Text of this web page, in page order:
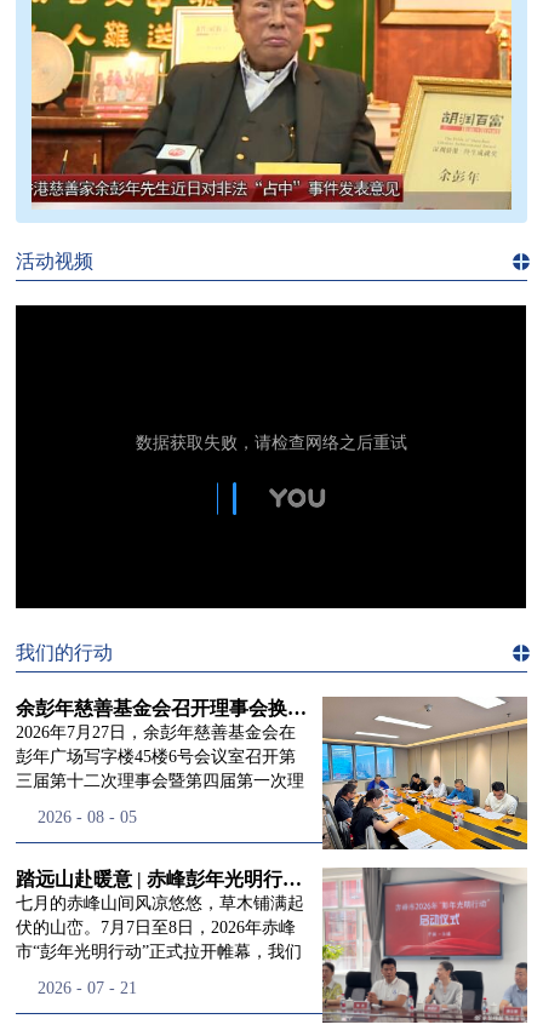
频道
活动视频
我们的行动
余彭年慈善基金会召开理事会换届会议
2026年7月27日，余彭年慈善基金会在
彭年广场写字楼45楼6号会议室召开第
三届第十二次理事会暨第四届第一次理
徐滨先生；副理事长兼秘书长彭志兵先
生、李玲辉先生、郭启兴先生及梅鑫先
生，现场列席人员:监事孙海跃先生，联
合党支部书记曾层同志。本次会议由理
事长徐滨主持，会议出席人数超过理事
换届会议严格按照基金会章程规定流程
2026 - 08 - 05
踏远山赴暖意 | 赤峰彭年光明行动启程，入户回访接住乡亲眼底的光亮
七月的赤峰山间风凉悠悠，草木铺满起
伏的山峦。7月7日至8日，2026年赤峰
市“彭年光明行动”正式拉开帷幕，我们
土地，赴一场延续了二十一年的光明之
2026 - 07 - 21
们的行
动
道>>